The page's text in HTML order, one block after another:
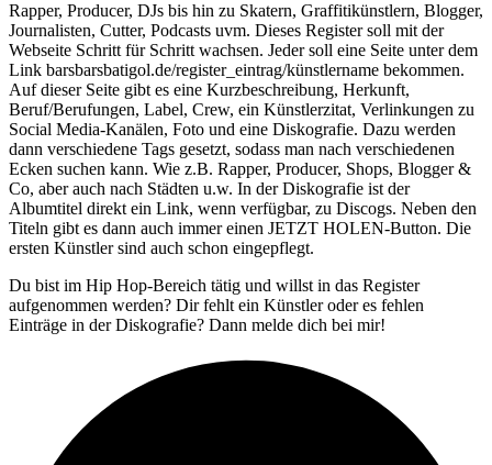
Rapper, Producer, DJs bis hin zu Skatern, Graffitikünstlern, Blogger,
Journalisten, Cutter, Podcasts uvm. Dieses Register soll mit der
Webseite Schritt für Schritt wachsen. Jeder soll eine Seite unter dem
Link barsbarsbatigol.de/register_eintrag/künstlername bekommen.
Auf dieser Seite gibt es eine Kurzbeschreibung, Herkunft,
Beruf/Berufungen, Label, Crew, ein Künstlerzitat, Verlinkungen zu
Social Media-Kanälen, Foto und eine Diskografie. Dazu werden
dann verschiedene Tags gesetzt, sodass man nach verschiedenen
Ecken suchen kann. Wie z.B. Rapper, Producer, Shops, Blogger &
Co, aber auch nach Städten u.w. In der Diskografie ist der
Albumtitel direkt ein Link, wenn verfügbar, zu Discogs. Neben den
Titeln gibt es dann auch immer einen JETZT HOLEN-Button. Die
ersten Künstler sind auch schon eingepflegt.
Du bist im Hip Hop-Bereich tätig und willst in das Register
aufgenommen werden? Dir fehlt ein Künstler oder es fehlen
Einträge in der Diskografie? Dann melde dich bei mir!